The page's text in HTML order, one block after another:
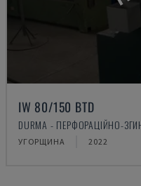
IW 80/150 BTD
DURMA - ПЕРФОРАЦІЙНО-
УГОРЩИНА 2022